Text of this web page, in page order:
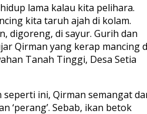
lama kalau kita pelihara.
kita taruh ajah di kolam.
digoreng, di sayur. Gurih dan
Qirman yang kerap mancing
Tanah Tinggi, Desa Setia
seperti ini, Qirman semangat
‘perang’. Sebab, ikan betok